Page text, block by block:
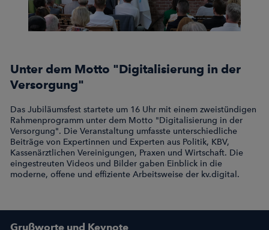
Unter dem Motto "Digitalisierung in der
Versorgung"
Das Jubiläumsfest startete um 16 Uhr mit einem zweistündigen
Rahmenprogramm unter dem Motto "Digitalisierung in der
Versorgung". Die Veranstaltung umfasste unterschiedliche
Beiträge von Expertinnen und Experten aus Politik, KBV,
Kassenärztlichen Vereinigungen, Praxen und Wirtschaft. Die
eingestreuten Videos und Bilder gaben Einblick in die
moderne, offene und effiziente Arbeitsweise der kv.digital.
Grußworte und Keynote